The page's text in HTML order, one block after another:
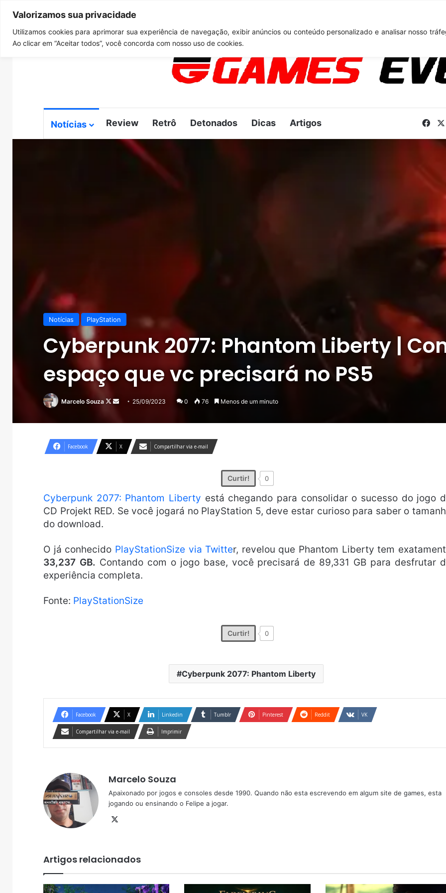
Valorizamos sua privacidade
Utilizamos cookies para aprimorar sua experiência de navegação, exibir anúncios ou conteúdo personalizado e analisar nosso
Ao clicar em “Aceitar todos”, você concorda com nosso uso de cookies.
quinta-feira, agosto 6 2026
Notícias Review Retrô Detonados Dicas Artigos
Notícias PlayStation
Cyberpunk 2077: Phantom Liberty |
espaço que vc precisará no PS5
Marcelo Souza
Follow
X
Mande
e-
25/09/2023 0 76 Menos de um minuto
Facebook X Compartilhar via e-mail
Curtir! 0
Cyberpunk 2077: Phantom Liberty está chegando para consolidar o sucesso do jogo
CD Projekt RED. Se você jogará no PlayStation 5, deve estar curioso para saber o
do download.
O já conhecido PlayStationSize via Twitter, revelou que Phantom Liberty tem
33,237 GB. Contando com o jogo base, você precisará de 89,331 GB para desfrutar
experiência completa.
Fonte: PlayStationSize
Curtir! 0
Cyberpunk 2077: Phantom Liberty
Facebook X Linkedin Tumblr Pinterest Reddit VK
Compartilhar via e-mail Imprimir
Marcelo Souza
Apaixonado por jogos e consoles desde 1990. Quando não esta escrevendo em algum site de games, esta
jogando ou ensinando o Felipe a jogar.
Artigos relacionados